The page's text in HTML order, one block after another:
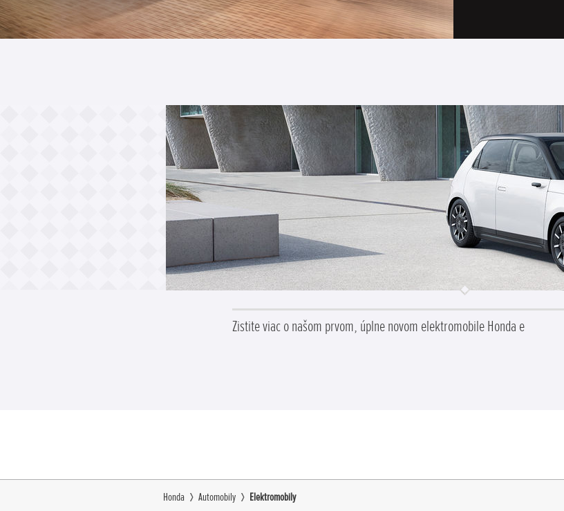
Zistite viac o našom prvom, úplne novom elektromobile Honda e
Honda Automobily Elektromobily